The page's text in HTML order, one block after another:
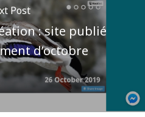
Post
: site publié
d’octobre